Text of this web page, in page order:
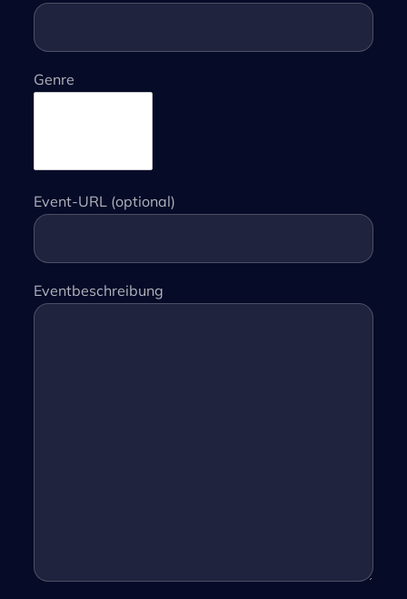
Genre
Event-URL (optional)
Eventbeschreibung